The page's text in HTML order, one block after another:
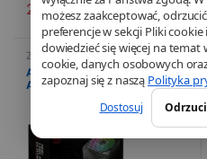
możesz zaakceptować,
preferencje w sekcji Pliki
dowiedzieć się więcej na
cookie, danych osobowych
zapoznaj się z naszą Polityka
Dostosuj
215,59€
Żywienie,Komponenty
komputerowe,Informatyka
ASUS ROG Loki SFX-L –
Alimentation 750W PLATINUM